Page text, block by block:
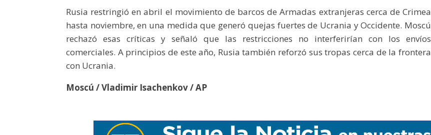
Rusia restringió en abril el movimiento de barcos de Armadas extranjeras cerca de Crimea
hasta noviembre, en una medida que generó quejas fuertes de Ucrania y Occidente. Moscú
rechazó esas críticas y señaló que las restricciones no interferirían con los envíos
comerciales. A principios de este año, Rusia también reforzó sus tropas cerca de la frontera
con Ucrania.
Moscú / Vladimir Isachenkov / AP